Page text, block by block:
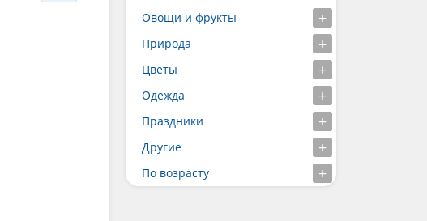
Овощи и фрукты
Природа
Цветы
Одежда
Праздники
Другие
По возрасту